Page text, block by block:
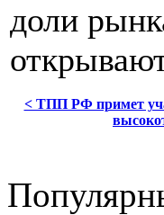
доли
< ТПП РФ примет